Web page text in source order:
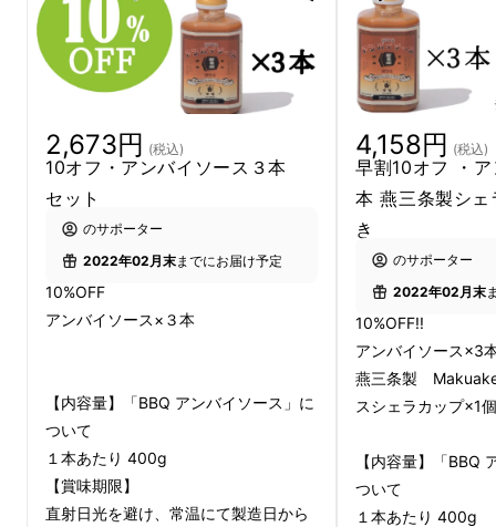
ンバイ ボウルスタンド)」という
2,673円 (税込)
10オフ・アンバイソース３本
セット
のサポーター
2022年02月末までにお届け予定
10%OFF
アンバイソース×３本
【内容量】「BBQ アンバイソース」に
ついて
１本あたり 400g
【賞味期限】
直射日光を避け、常温にて製造日から
4,158円 (税込)
早割10オフ ・
本 燕三条製シェ
き
のサポーター
2022年02月末
10%OFF!!
アンバイソース×3
燕三条製
スシェラカップ×1個
【内容量】「BBQ
ついて
１本あたり 400g